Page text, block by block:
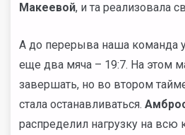
Макеевой, и та реализовала
А до перерыва наша команда
еще два мяча – 19:7. На этом
завершать, но во втором
стала останавливаться.
распределил нагрузку на всю